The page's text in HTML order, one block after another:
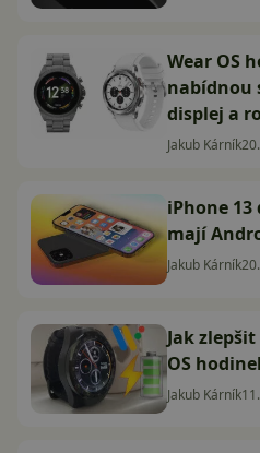
Wear OS
nabídnou
displej a
Jakub Kárník
iPhone
mají
Jakub Kárník
Jak
OS
Jakub Kárník